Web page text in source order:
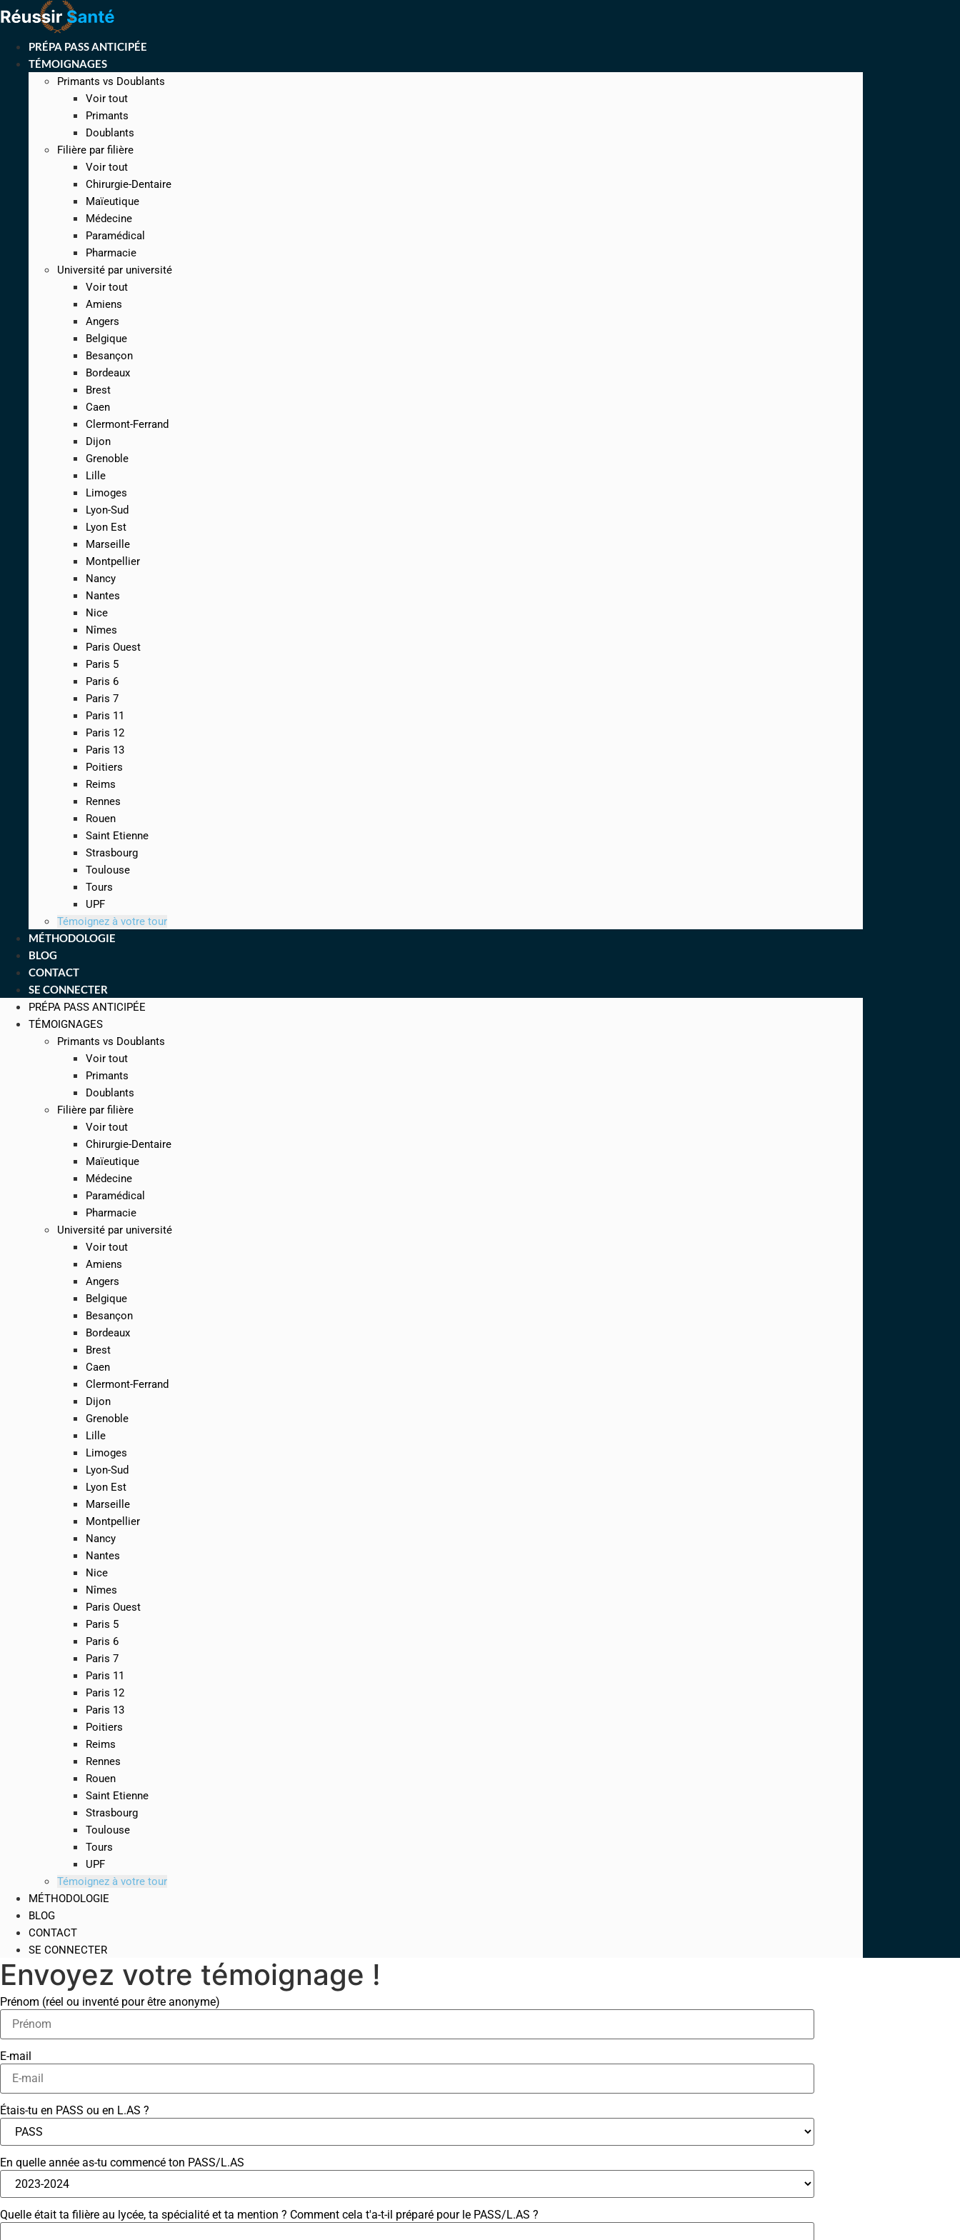
Aller
au
contenuPRÉPA PASS ANTICIPÉE
TÉMOIGNAGES
Primants vs Doublants
Voir tout
Primants
Doublants
Filière par filière
Voir tout
Chirurgie-Dentaire
Maïeutique
Médecine
Paramédical
Pharmacie
Université par université
Voir tout
Amiens
Angers
Belgique
Besançon
Bordeaux
Brest
Caen
Clermont-Ferrand
Dijon
Grenoble
Lille
Limoges
Lyon-Sud
Lyon Est
Marseille
Montpellier
Nancy
Nantes
Nice
Nîmes
Paris Ouest
Paris 5
Paris 6
Paris 7
Paris 11
Paris 12
Paris 13
Poitiers
Reims
Rennes
Rouen
Saint Etienne
Strasbourg
Toulouse
Tours
UPF
Témoignez à votre tour
MÉTHODOLOGIE
BLOG
CONTACT
SE CONNECTER
PRÉPA PASS ANTICIPÉE
TÉMOIGNAGES
Primants vs Doublants
Voir tout
Primants
Doublants
Filière par filière
Voir tout
Chirurgie-Dentaire
Maïeutique
Médecine
Paramédical
Pharmacie
Université par université
Voir tout
Amiens
Angers
Belgique
Besançon
Bordeaux
Brest
Caen
Clermont-Ferrand
Dijon
Grenoble
Lille
Limoges
Lyon-Sud
Lyon Est
Marseille
Montpellier
Nancy
Nantes
Nice
Nîmes
Paris Ouest
Paris 5
Paris 6
Paris 7
Paris 11
Paris 12
Paris 13
Poitiers
Reims
Rennes
Rouen
Saint Etienne
Strasbourg
Toulouse
Tours
UPF
Témoignez à votre tour
MÉTHODOLOGIE
BLOG
CONTACT
SE CONNECTER
Envoyez votre témoignage !
Prénom (réel ou inventé pour être anonyme)
E-mail
Étais-tu en PASS ou en L.AS ?
En quelle année as-tu commencé ton PASS/L.AS
Quelle était ta filière au lycée, ta spécialité et ta mention ? Comment cela t'a-t-il préparé pour le PASS/L.AS ?